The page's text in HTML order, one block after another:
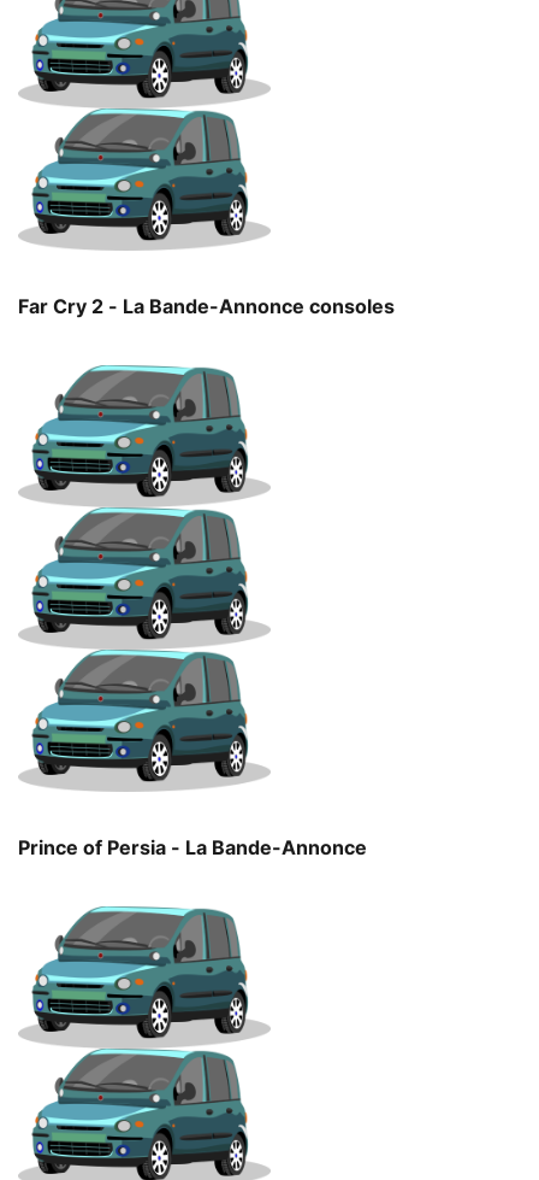
Far Cry 2 - La Bande-Annonce consoles
Prince of Persia - La Bande-Annonce